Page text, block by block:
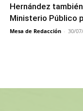
Hernández
Ministerio Público
Mesa de Redacción - 30/